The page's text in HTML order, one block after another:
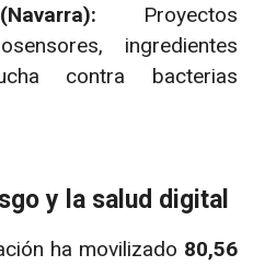
Proyectos
ingredientes
contra bacterias
y la salud digital
ha movilizado 80,56